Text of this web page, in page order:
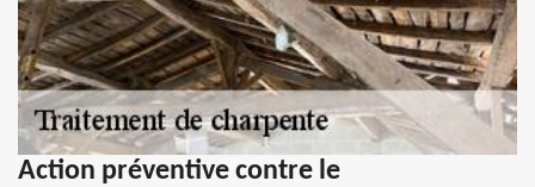
Action préventive contre le